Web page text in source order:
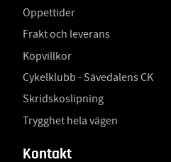
Öppettider
Frakt och leverans
Köpvillkor
Cykelklubb - Sävedalens CK
Skridskoslipning
Trygghet hela vägen
Kontakt